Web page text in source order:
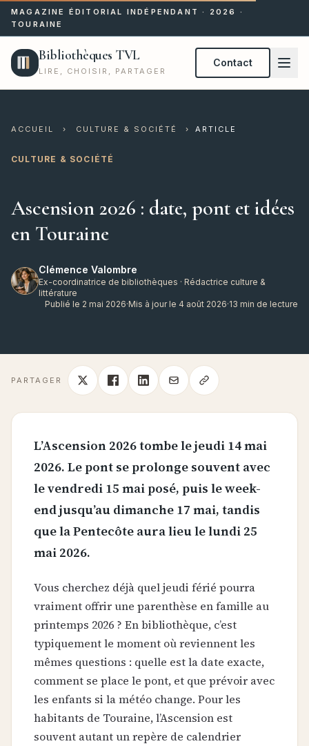
MAGAZINE ÉDITORIAL INDÉPENDANT · 2026 ·
TOURAINE
Bibliothèques TVL
LIRE, CHOISIR, PARTAGER
Contact
ACCUEIL › CULTURE & SOCIÉTÉ › ARTICLE
CULTURE & SOCIÉTÉ
Ascension 2026 : date, pont et idées
en Touraine
Clémence Valombre
Ex-coordinatrice de bibliothèques · Rédactrice culture &
littérature
Publié le 2 mai 2026·Mis à jour le 4 août 2026·13 min de lecture
PARTAGER
L’Ascension 2026 tombe le jeudi 14 mai
2026. Le pont se prolonge souvent avec
le vendredi 15 mai posé, puis le week-
end jusqu’au dimanche 17 mai, tandis
que la Pentecôte aura lieu le lundi 25
mai 2026.
Vous cherchez déjà quel jeudi férié pourra
vraiment offrir une parenthèse en famille au
printemps 2026 ? En bibliothèque, c’est
typiquement le moment où reviennent les
mêmes questions : quelle est la date exacte,
comment se place le pont, et que prévoir avec
les enfants si la météo change. Pour les
habitants de Touraine, l’Ascension est
souvent autant un repère de calendrier